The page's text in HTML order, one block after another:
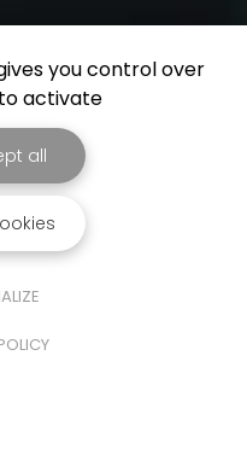
you control over
activate
all